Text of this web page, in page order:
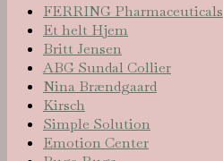
FERRING Pharmaceuticals
Et helt Hjem
Britt Jensen
ABG Sundal Collier
Nina Brændgaard
Kirsch
Simple Solution
Emotion Center